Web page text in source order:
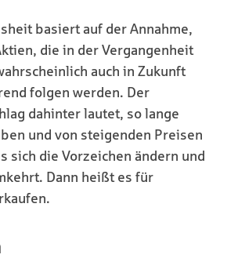
basiert auf der Annahme,
die in der Vergangenheit
auch in Zukunft
folgen werden. Der
dahinter lautet, so lange
und von steigenden Preisen
sich die Vorzeichen ändern und
Dann heißt es für